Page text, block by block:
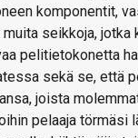
komponentit,
seikkoja, jotka
pelitietokonetta
sekä se, että
joista
pelaaja törmäsi